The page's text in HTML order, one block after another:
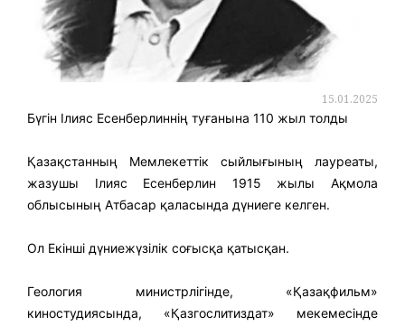
15.01.2025
Бүгін Ілияс Есенберлиннің туғанына 110 жыл толды
Қазақстанның Мемлекеттік сыйлығының лауреаты,
жазушы Ілияс Есенберлин 1915 жылы Ақмола
облысының Атбасар қаласында дүниеге келген.
Ол Екінші дүниежүзілік соғысқа қатысқан.
Геология министрлігінде, «Қазақфильм»
киностудиясында, «Қазгослитиздат» мекемесінде